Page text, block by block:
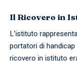
Il Ricovero in
L’istituto
portatori di
ricovero in istituto